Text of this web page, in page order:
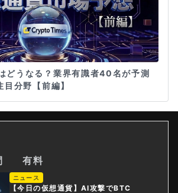
どうなる？業界有識者40名が予測
分野【前編】
有料
ニュース
【今日の仮想通貨】AI攻撃でBTC